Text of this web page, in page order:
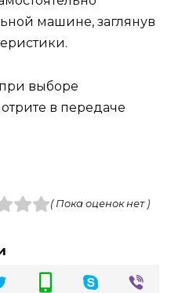
машине, заглянув
выборе
в передаче
( Пока оценок нет )